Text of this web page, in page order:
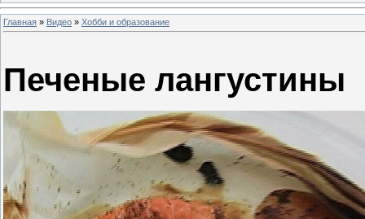
Главная » Видео » Хобби и образование
Печеные лангустины